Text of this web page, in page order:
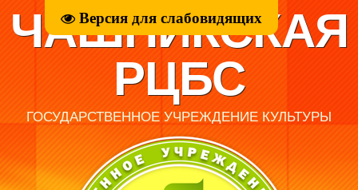
Версия для слабовидящих
ЧАШНИКСКАЯ
РЦБС
ГОСУДАРСТВЕННОЕ УЧРЕЖДЕНИЕ КУЛЬТУРЫ